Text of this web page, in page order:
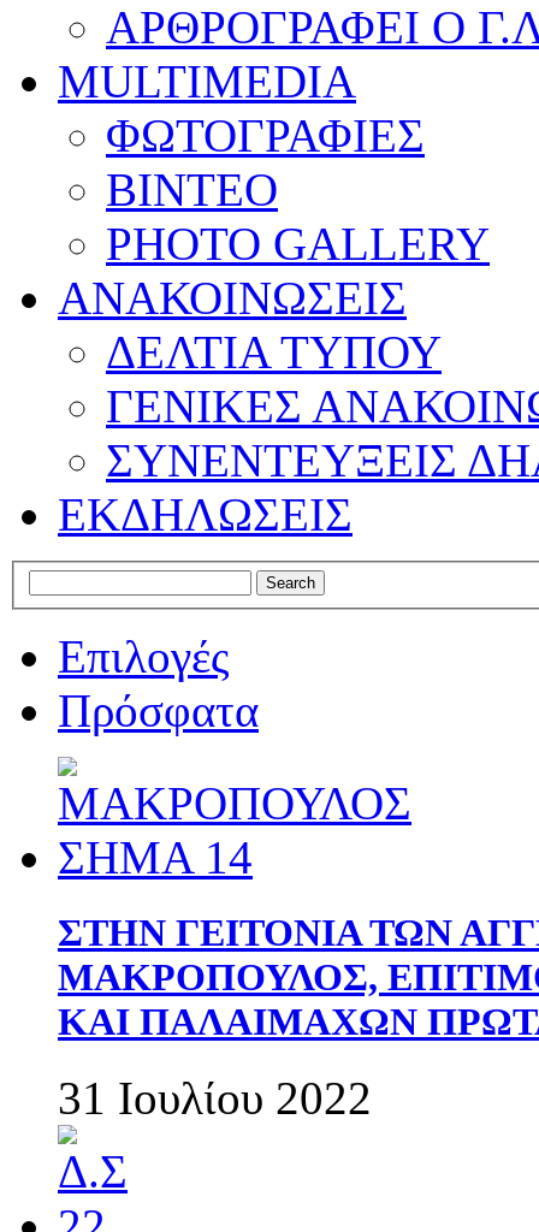
ΑΡΘΡΟΓΡΑΦΕΙ Ο
MULTIMEDIA
ΦΩΤΟΓΡΑΦΙΕΣ
ΒΙΝΤΕΟ
PHOTO GALLERY
ΑΝΑΚΟΙΝΩΣΕΙΣ
ΔΕΛΤΙΑ ΤΥΠΟΥ
ΓΕΝΙΚΕΣ
ΣΥΝΕΝΤΕΥΞΕΙΣ
ΕΚΔΗΛΩΣΕΙΣ
Επιλογές
Πρόσφατα
ΣΤΗΝ ΓΕΙΤΟΝΙΑ ΤΩΝ
ΜΑΚΡΟΠΟΥΛΟΣ,
ΚΑΙ ΠΑΛΑΙΜΑΧΩΝ
31 Ιουλίου 2022